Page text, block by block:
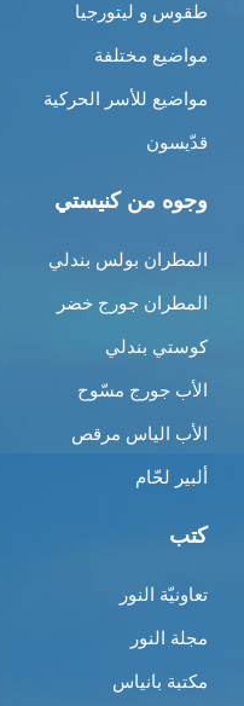
طقوس و ليتورجيا
مواضيع مختلفة
مواضيع للأسر الحركية
قدّيسون
وجوه من كنيستي
المطران بولس بندلي
المطران جورج خضر
كوستي بندلي
الأب جورج مسّوح
الأب الياس مرقص
ألبير لحّام
كتب
تعاونيّة النور
مجلة النور
مكتبة بانياس